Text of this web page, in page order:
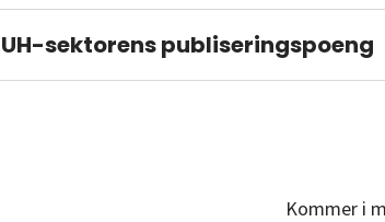
sektorens publiseringspoeng
Kommer i